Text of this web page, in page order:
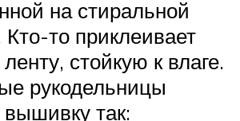
на стиральной
то приклеивает
стойкую к влаге.
рукодельницы
так: